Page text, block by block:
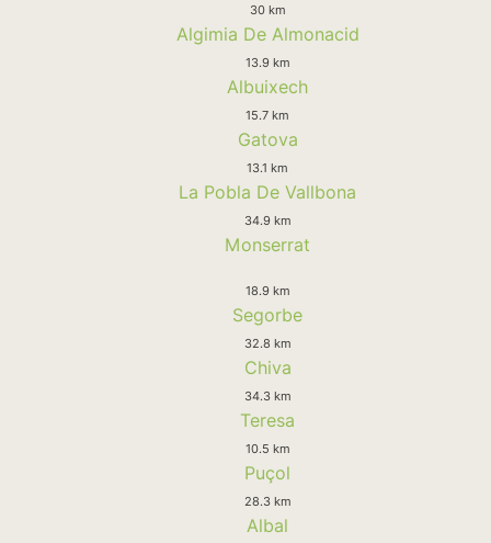
30 km
Algimia De Almonacid
13.9 km
Albuixech
15.7 km
Gatova
13.1 km
La Pobla De Vallbona
34.9 km
Monserrat
18.9 km
Segorbe
32.8 km
Chiva
34.3 km
Teresa
10.5 km
Puçol
28.3 km
Albal